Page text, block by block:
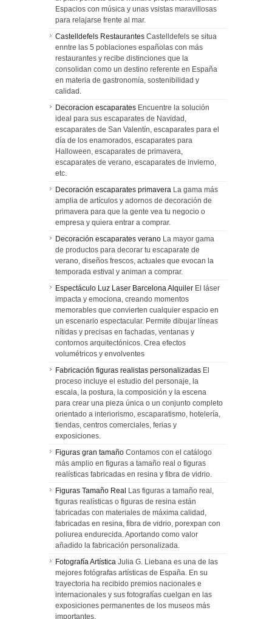
Espacios con música y unas vsistas maravillosas
para relajarse frente al mar.
Castelldefels Restaurantes Castelldefels se situa
enntre las 5 poblaciones españolas con más
restaurantes y recibe distinciones que la
consolidan como un destino referente en España
en materia de gastronomía, sostenibilidad y
calidad.
Decoracion escaparates Encuentre la solución
ideal para sus escaparates de Navidad,
escaparates de San Valentín, escaparates para el
día de los enamorados, escaparates para
Halloween, escaparates de primavera,
escaparates de verano, escaparates de invierno,
etc.
Decoración escaparates primavera La gama más
amplia de artículos y adornos de decoración de
primavera para que la gente vea tu negocio o
empresa y quiera entrar a comprar.
Decoración escaparates verano La mayor gama
de productos para decorar tu escaparate de
verano, diseños frescos, actuales que evocan la
temporada estival y animan a comprar.
Espectáculo Luz Laser Barcelona Alquiler El láser
impacta y emociona, creando momentos
memorables que convierten cualquier espacio en
un escenario espectacular. Permite dibujar líneas
nítidas y precisas en fachadas, ventanas y
contornos arquitectónicos. Crea efectos
volumétricos y envolventes
Fabricación figuras realistas personalizadas El
proceso incluye el estudio del personaje, la
escala, la postura, la composición y la escena
para crear una pieza única o un conjunto completo
orientado a interiorismo, escaparatismo, hotelería,
tiendas, centros comerciales, ferias y
exposiciones.
Figuras gran tamaño Contamos con el catálogo
más amplio en figuras a tamaño real o figuras
realísticas fabricadas en resina y fibra de vidrio.
Figuras Tamaño Real Las figuras a tamaño real,
figuras realísticas o figuras de resina están
fabricadas con materiales de máxima calidad,
fabricadas en resina, fibra de vidrio, porexpan con
poliurea endurecida. Aportando como valor
añadido la fabricación personalizada.
Fotografía Artística Julia G. Liebana es una de las
mejores fotógrafas artísticas de España. En su
trayectoria ha recibido premios nacionales e
internacionales y sus fotografías cuelgan en las
exposiciones permanentes de los museos más
importantes.